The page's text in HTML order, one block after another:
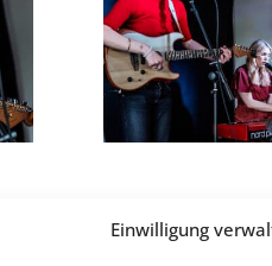
Einwilligung